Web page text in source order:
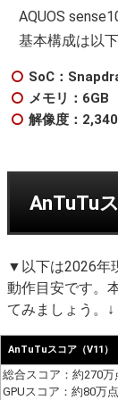
AQUOS
基本構成は以下
SoC：
メモリ：6GB
解像度：
AnTuTu
▼以下は2026年
動作目安です。
てみましょう。↓
AnTuTuスコア（V11）
総合スコア：約270万
GPUスコア：約80万